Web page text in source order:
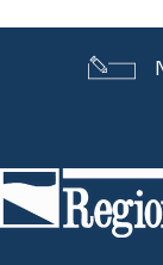
di
pagina